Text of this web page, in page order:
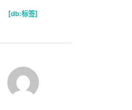
[db:标签]
POST AUTHOR